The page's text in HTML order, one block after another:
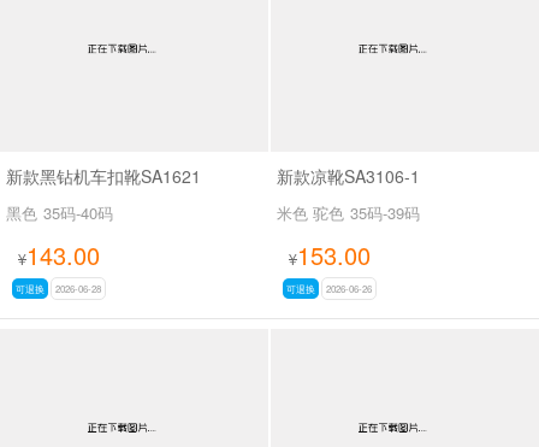
新款黑钻机车扣靴SA1621
黑色 35码-40码
¥143.00
可退换 2026-06-28
新款凉靴SA3106-1
米色 驼色 35码-39码
¥153.00
可退换 2026-06-26